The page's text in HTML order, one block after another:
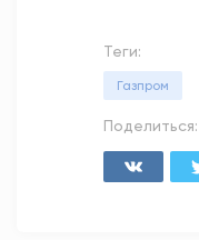
Теги:
Газпром
Поделиться: